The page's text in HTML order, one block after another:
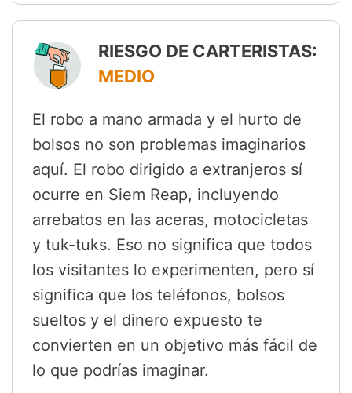
RIESGO DE CARTERISTAS:
MEDIO
El robo a mano armada y el hurto de
bolsos no son problemas imaginarios
aquí. El robo dirigido a extranjeros sí
ocurre en Siem Reap, incluyendo
arrebatos en las aceras, motocicletas
y tuk-tuks. Eso no significa que todos
los visitantes lo experimenten, pero sí
significa que los teléfonos, bolsos
sueltos y el dinero expuesto te
convierten en un objetivo más fácil de
lo que podrías imaginar.